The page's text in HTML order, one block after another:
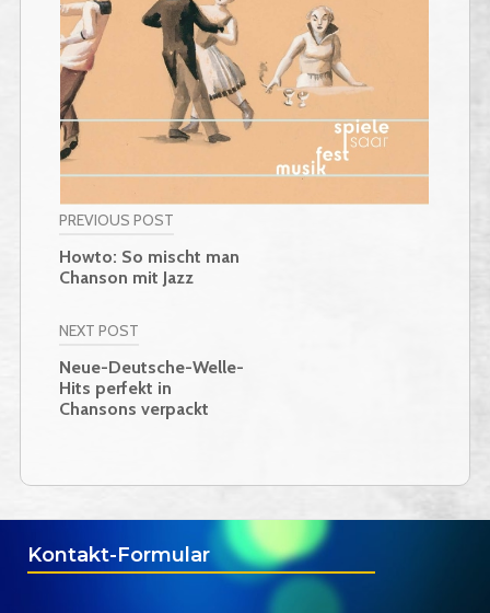
Beitragsnavigation
PREVIOUS POST
Howto: So mischt man
Chanson mit Jazz
NEXT POST
Neue-Deutsche-Welle-
Hits perfekt in
Chansons verpackt
Kontakt-Formular